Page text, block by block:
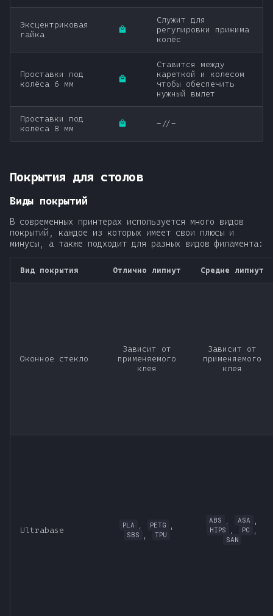
Эксцентриковая
гайка
Служит для
регулировки прижима
колёс
Проставки под
колёса 6 мм
Ставится между
кареткой и колесом
чтобы обеспечить
нужный вылет
Проставки под
колёса 8 мм
-//-
Покрытия для столов
Виды покрытий
В современных принтерах используется много видов
покрытий, каждое из которых имеет свои плюсы и
минусы, а также подходит для разных видов филамента:
Вид покрытия Отлично липнут Средне липнут
Оконное стекло
Зависит от
применяемого
клея
Зависит от
применяемого
клея
Ultrabase
PLA PETG
SBS TPU
ABS ASA
HIPS PC
SAN